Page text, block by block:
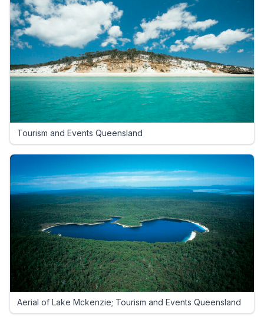
Tourism and Events Queensland
Aerial of Lake Mckenzie; Tourism and Events Queensland